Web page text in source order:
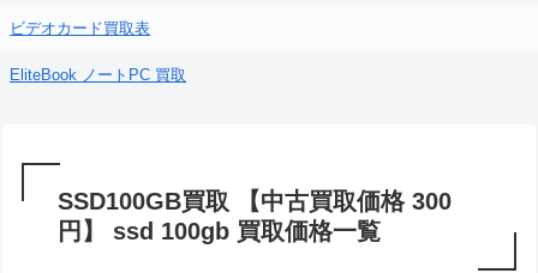
ビデオカード買取表
EliteBook ノートPC 買取
SSD100GB買取 【中古買取価格 300
円】 ssd 100gb 買取価格一覧